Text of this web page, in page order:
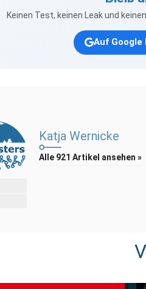
Keinen Test, keinen Leak und
Auf Google
Katja Wernicke
Alle 921 Artikel ansehen »